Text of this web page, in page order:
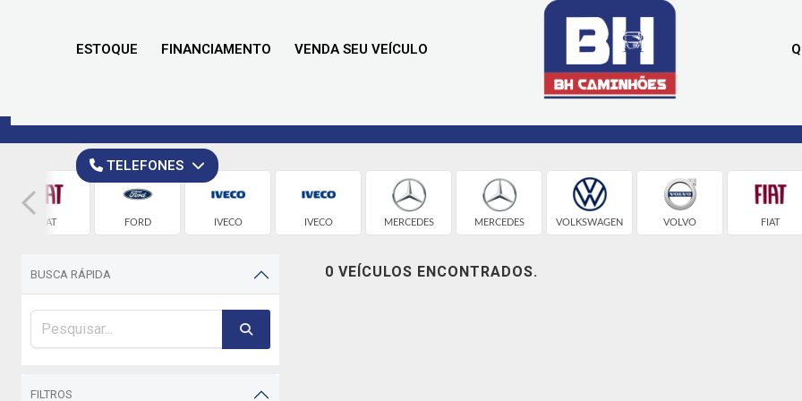
ESTOQUE FINANCIAMENTO VENDA SEU VEÍCULO
TELEFONES
FIAT FORD IVECO IVECO MERCEDES MERCEDES VOLKSWAGEN VOLVO FIAT
BUSCA RÁPIDA
FILTROS
0 VEÍCULOS ENCONTRADOS.